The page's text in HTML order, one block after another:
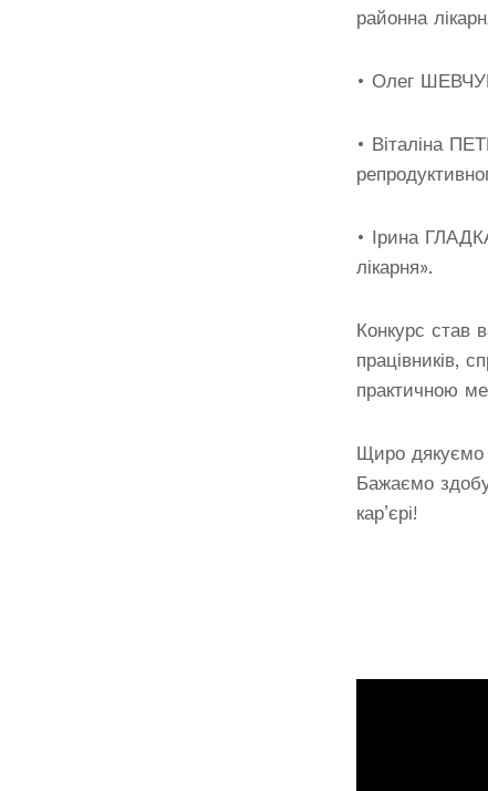
районна
• Олег
• Віталіна
• Ірина
лікарня».
Конкурс став
працівників,
практичною
Щиро дякуємо
Бажаємо
кар’єрі!